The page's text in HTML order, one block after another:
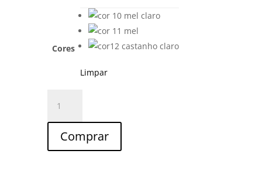
Cores
Limpar
Aparador
Portas
Comprar